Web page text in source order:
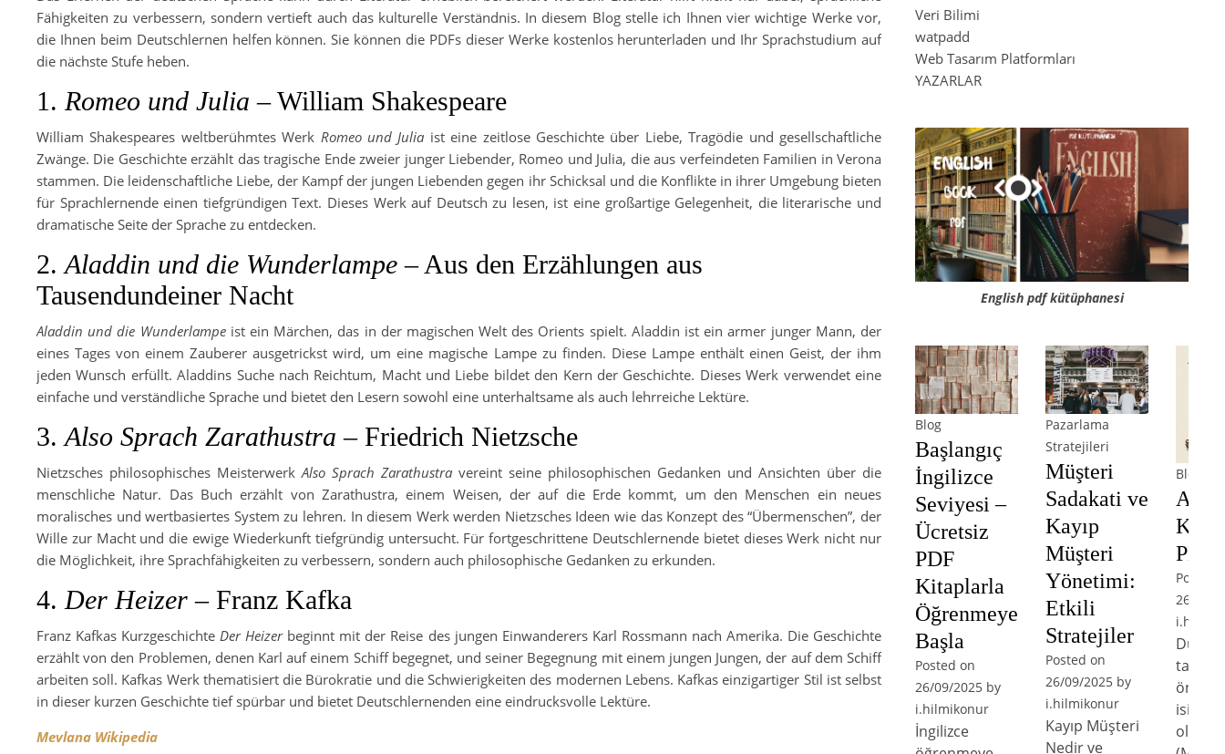
Fähigkeiten zu verbessern, sondern vertieft auch das kulturelle Verständnis. In diesem Blog stelle ich Ihnen vier wichtige Werke vor,
die Ihnen beim Deutschlernen helfen können. Sie können die PDFs dieser Werke kostenlos herunterladen und Ihr Sprachstudium auf
die nächste Stufe heben.
1. Romeo und Julia – William Shakespeare
William Shakespeares weltberühmtes Werk Romeo und Julia ist eine zeitlose Geschichte über Liebe, Tragödie und gesellschaftliche
Zwänge. Die Geschichte erzählt das tragische Ende zweier junger Liebender, Romeo und Julia, die aus verfeindeten Familien in Verona
stammen. Die leidenschaftliche Liebe, der Kampf der jungen Liebenden gegen ihr Schicksal und die Konflikte in ihrer Umgebung bieten
für Sprachlernende einen tiefgründigen Text. Dieses Werk auf Deutsch zu lesen, ist eine großartige Gelegenheit, die literarische und
dramatische Seite der Sprache zu entdecken.
2. Aladdin und die Wunderlampe – Aus den Erzählungen aus
Tausendundeiner Nacht
Aladdin und die Wunderlampeist ein Märchen, das in der magischen Welt des Orients spielt. Aladdin ist ein armer junger Mann, der
eines Tages von einem Zauberer ausgetrickst wird, um eine magische Lampe zu finden. Diese Lampe enthält einen Geist, der ihm
jeden Wunsch erfüllt. Aladdins Suche nach Reichtum, Macht und Liebe bildet den Kern der Geschichte. Dieses Werk verwendet eine
einfache und verständliche Sprache und bietet den Lesern sowohl eine unterhaltsame als auch lehrreiche Lektüre.
3. Also Sprach Zarathustra – Friedrich Nietzsche
Nietzsches philosophisches MeisterwerkAlso Sprach Zarathustra vereint seine philosophischen Gedanken und Ansichten über die
menschliche Natur. Das Buch erzählt von Zarathustra, einem Weisen, der auf die Erde kommt, um den Menschen ein neues
moralisches und wertbasiertes System zu lehren. In diesem Werk werden Nietzsches Ideen wie das Konzept des “Übermenschen”, der
Wille zur Macht und die ewige Wiederkunft tiefgründig untersucht. Für fortgeschrittene Deutschlernende bietet dieses Werk nicht nur
die Möglichkeit, ihre Sprachfähigkeiten zu verbessern, sondern auch philosophische Gedanken zu erkunden.
4. Der Heizer – Franz Kafka
Franz Kafkas KurzgeschichteDer Heizerbeginnt mit der Reise des jungen Einwanderers Karl Rossmann nach Amerika. Die Geschichte
erzählt von den Problemen, denen Karl auf einem Schiff begegnet, und seiner Begegnung mit einem jungen Jungen, der auf dem Schiff
arbeiten soll. Kafkas Werk thematisiert die Bürokratie und die Schwierigkeiten des modernen Lebens. Kafkas einzigartiger Stil ist selbst
in dieser kurzen Geschichte tief spürbar und bietet Deutschlernenden eine eindrucksvolle Lektüre.
Mevlana Wikipedia
Veri Bilimi
watpadd
Web Tasarım Platformları
YAZARLAR
English pdf kütüphanesi
Blog
Başlangıç
İngilizce
Seviyesi –
Ücretsiz
PDF
Kitaplarla
Öğrenmeye
Başla
Posted on
26/09/2025 by
i.hilmikonur
İngilizce
Pazarlama
Stratejileri
Müşteri
Sadakati ve
Kayıp
Müşteri
Yönetimi:
Etkili
Stratejiler
Posted on
26/09/2025 by
i.hilmikonur
Kayıp Müşteri
Nedir ve
Blog
PDF
Posted
26/09/
önemli
olan